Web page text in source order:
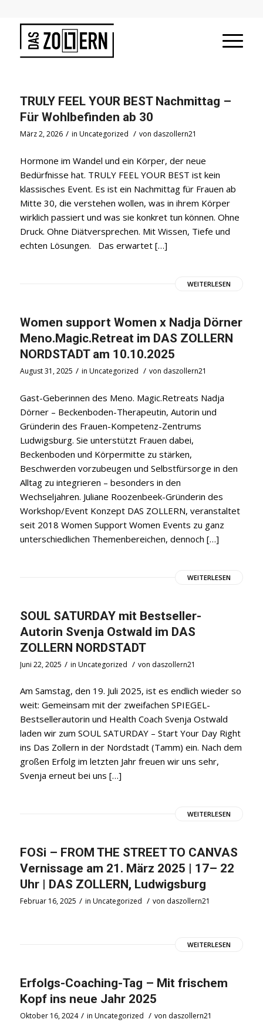
TRULY FEEL YOUR BEST Nachmittag –
Für Wohlbefinden ab 30
März 2, 2026 / in Uncategorized / von daszollern21
Hormone im Wandel und ein Körper, der neue
Bedürfnisse hat. TRULY FEEL YOUR BEST ist kein
klassisches Event. Es ist ein Nachmittag für Frauen ab
Mitte 30, die verstehen wollen, was in ihrem Körper
wirklich passiert und was sie konkret tun können. Ohne
Druck. Ohne Diätversprechen. Mit Wissen, Tiefe und
echten Lösungen. Das erwartet […]
WEITERLESEN
Women support Women x Nadja Dörner
Meno.Magic.Retreat im DAS ZOLLERN
NORDSTADT am 10.10.2025
August 31, 2025 / in Uncategorized / von daszollern21
Gast-Geberinnen des Meno. Magic.Retreats Nadja
Dörner – Beckenboden-Therapeutin, Autorin und
Gründerin des Frauen-Kompetenz-Zentrums
Ludwigsburg. Sie unterstützt Frauen dabei,
Beckenboden und Körpermitte zu stärken,
Beschwerden vorzubeugen und Selbstfürsorge in den
Alltag zu integrieren – besonders in den
Wechseljahren. Juliane Roozenbeek-Gründerin des
Workshop/Event Konzept DAS ZOLLERN, veranstaltet
seit 2018 Women Support Women Events zu ganz
unterschiedlichen Themenbereichen, dennoch […]
WEITERLESEN
SOUL SATURDAY mit Bestseller-
Autorin Svenja Ostwald im DAS
ZOLLERN NORDSTADT
Juni 22, 2025 / in Uncategorized / von daszollern21
Am Samstag, den 19. Juli 2025, ist es endlich wieder so
weit: Gemeinsam mit der zweifachen SPIEGEL-
Bestsellerautorin und Health Coach Svenja Ostwald
laden wir zum SOUL SATURDAY – Start Your Day Right
ins Das Zollern in der Nordstadt (Tamm) ein. Nach dem
großen Erfolg im letzten Jahr freuen wir uns sehr,
Svenja erneut bei uns […]
WEITERLESEN
FOSi – FROM THE STREET TO CANVAS
Vernissage am 21. März 2025 | 17– 22
Uhr | DAS ZOLLERN, Ludwigsburg
Februar 16, 2025 / in Uncategorized / von daszollern21
WEITERLESEN
Erfolgs-Coaching-Tag – Mit frischem
Kopf ins neue Jahr 2025
Oktober 16, 2024 / in Uncategorized / von daszollern21